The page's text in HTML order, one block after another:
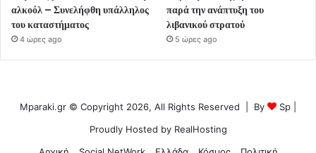
αλκοόλ – Συνελήφθη υπάλληλος
του καταστήματος
4 ώρες ago
παρά την ανάπτυξη του
λιβανικού στρατού
5 ώρες ago
Mparaki.gr © Copyright 2026, All Rights Reserved | By Sp
Proudly Hosted by RealHosting